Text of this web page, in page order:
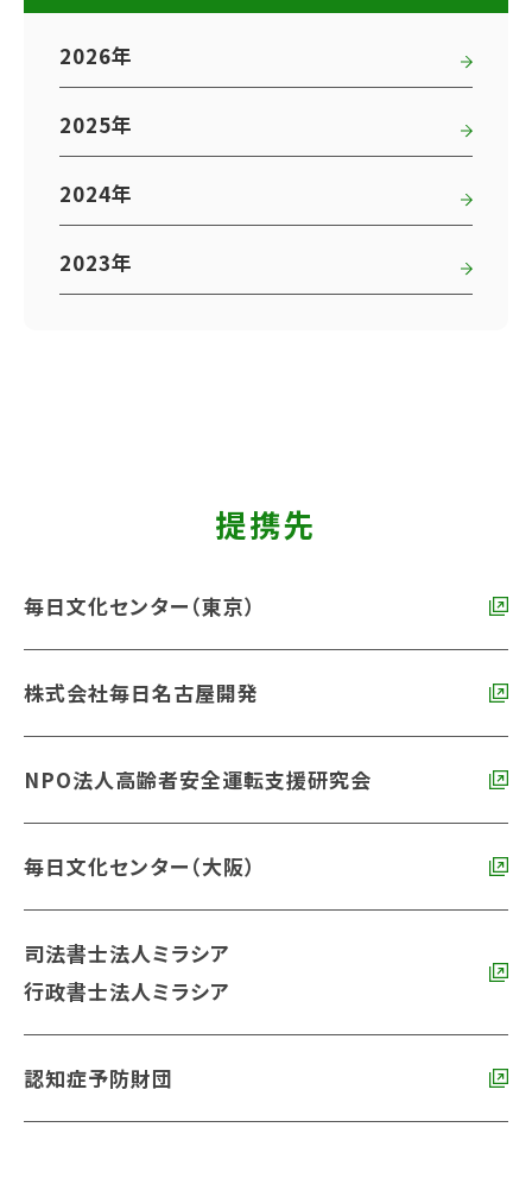
2026年
2025年
2024年
2023年
提携先
毎日文化センター（東京）
株式会社毎日名古屋開発
NPO法人高齢者安全運転支援研究会
毎日文化センター（大阪）
司法書士法人ミラシア
行政書士法人ミラシア
認知症予防財団